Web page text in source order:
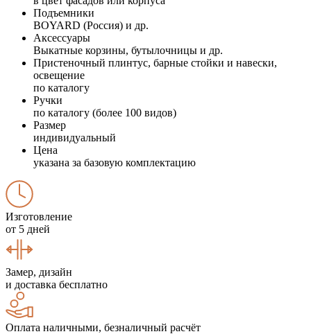
Подъемники
BOYARD (Россия) и др.
Аксессуары
Выкатные корзины, бутылочницы и др.
Пристеночный плинтус, барные стойки и навески,
освещение
по каталогу
Ручки
по каталогу (более 100 видов)
Размер
индивидуальный
Цена
указана за базовую комплектацию
Изготовление
от 5 дней
Замер, дизайн
и доставка бесплатно
Оплата наличными, безналичный расчёт